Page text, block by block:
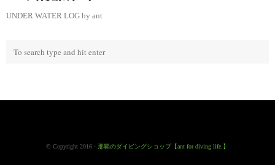
UNDER WATER LOG by ant
© Copyright 2016 · 那覇のダイビングショップ【ant for diving life.】